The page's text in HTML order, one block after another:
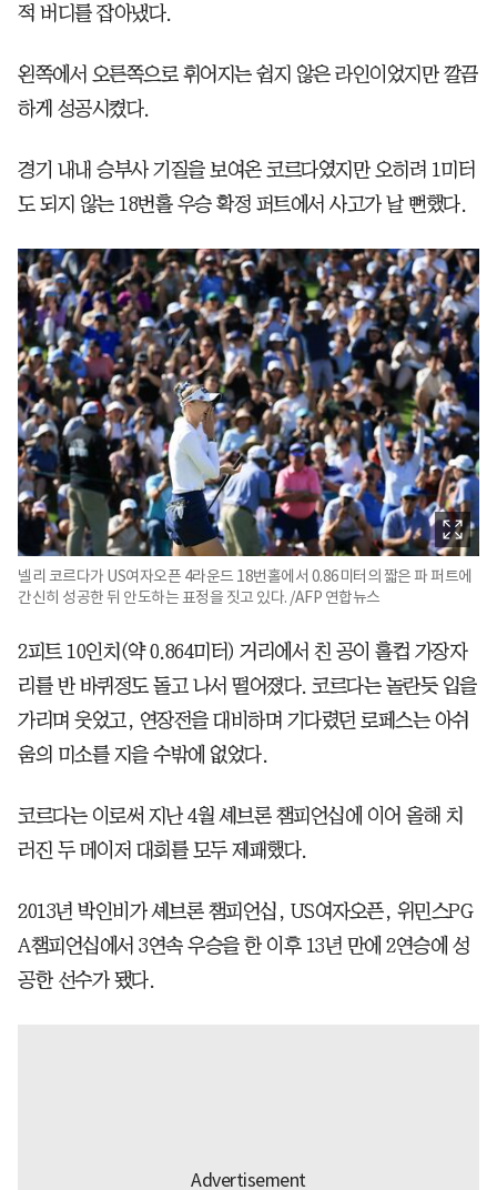
적 버디를 잡아냈다.
왼쪽에서 오른쪽으로 휘어지는 쉽지 않은 라인이었지만 깔끔
하게 성공시켰다.
경기 내내 승부사 기질을 보여온 코르다였지만 오히려 1미터
도 되지 않는 18번홀 우승 확정 퍼트에서 사고가 날 뻔했다.
넬리 코르다가 US여자오픈 4라운드 18번홀에서 0.86미터의 짧은 파 퍼트에
간신히 성공한 뒤 안도하는 표정을 짓고 있다. /AFP 연합뉴스
2피트 10인치(약 0.864미터) 거리에서 친 공이 홀컵 가장자
리를 반 바퀴정도 돌고 나서 떨어졌다. 코르다는 놀란듯 입을
가리며 웃었고, 연장전을 대비하며 기다렸던 로페스는 아쉬
움의 미소를 지을 수밖에 없었다.
코르다는 이로써 지난 4월 셰브론 챔피언십에 이어 올해 치
러진 두 메이저 대회를 모두 제패했다.
2013년 박인비가 셰브론 챔피언십, US여자오픈, 위민스PG
A챔피언십에서 3연속 우승을 한 이후 13년 만에 2연승에 성
공한 선수가 됐다.